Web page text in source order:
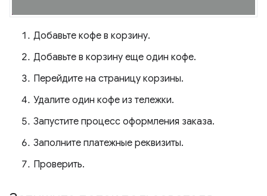
Добавьте кофе в корзину.
Добавьте в корзину еще один кофе.
Перейдите на страницу корзины.
Удалите один кофе из тележки.
Запустите процесс оформления заказа.
Заполните платежные реквизиты.
Проверить.